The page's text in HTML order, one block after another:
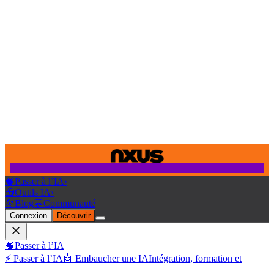
🧠Passer à l’IA›
🧰Outils IA›
🔭Blog💬Communauté
Connexion Découvrir
🧠Passer à l’IA
⚡ Passer à l’IA 🤖 Embaucher une IAIntégration, formation et